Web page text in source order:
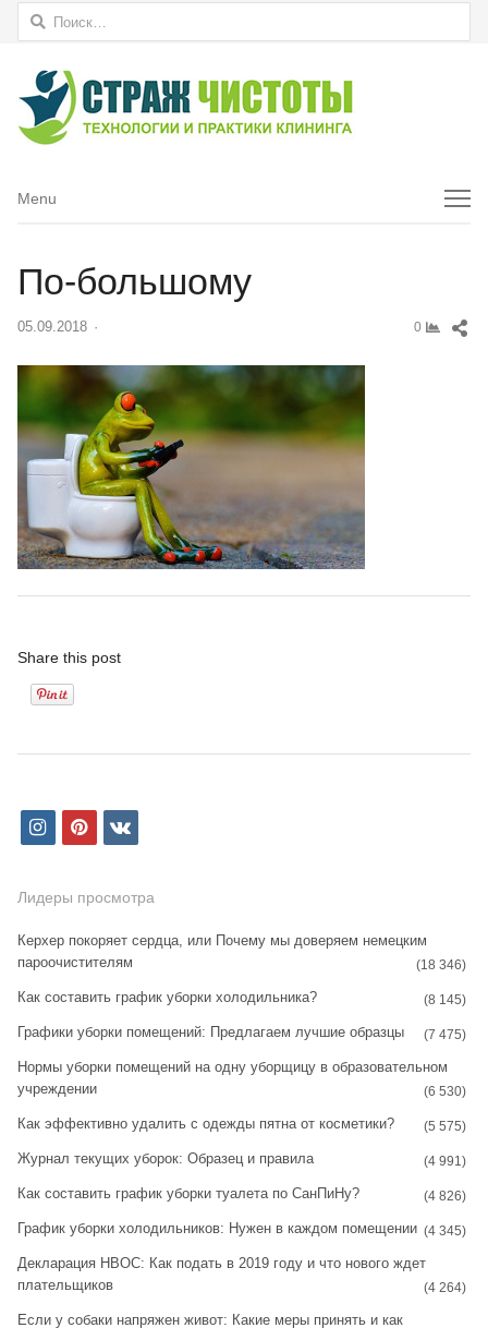
Найти:
Menu
Menu
По-большому
05.09.2018 0
Share this post
i
s
a
g
r
a
p
n
e
r
e
s
v
Лидеры просмотра
Керхер покоряет сердца, или Почему мы доверяем немецким
пароочистителям
(18 346)
Как составить график уборки холодильника? (8 145)
Графики уборки помещений: Предлагаем лучшие образцы (7 475)
Нормы уборки помещений на одну уборщицу в образовательном
учреждении
(6 530)
Как эффективно удалить с одежды пятна от косметики? (5 575)
Журнал текущих уборок: Образец и правила (4 991)
Как составить график уборки туалета по СанПиНу? (4 826)
График уборки холодильников: Нужен в каждом помещении (4 345)
Декларация НВОС: Как подать в 2019 году и что нового ждет
плательщиков
(4 264)
Если у собаки напряжен живот: Какие меры принять и как